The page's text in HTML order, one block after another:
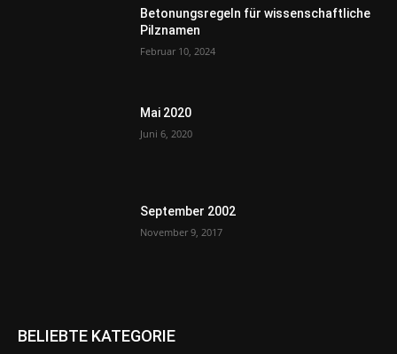
Betonungsregeln für wissenschaftliche
Pilznamen
Februar 10, 2024
Mai 2020
Juni 6, 2020
September 2002
November 9, 2017
BELIEBTE KATEGORIE